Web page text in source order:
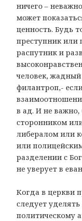
ничего –
может
ценность. Будь
преступник
распутник и
человек,
филантроп,-
в ад. И не
сторонником
либералом или
или
разделении с
не уверует в
Когда в церкви
следует
политическому